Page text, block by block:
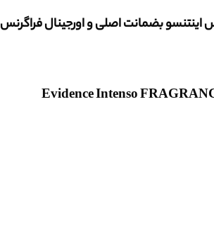
اینتنسو بضمانت اصلی و اورجینال فراگرنس
Evidence Intenso